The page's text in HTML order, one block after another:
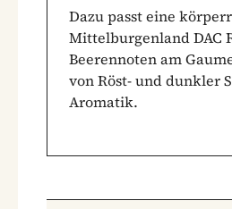
Dazu passt eine
Mittelburgenland DAC
Beerennoten am
von Röst- und dunkler
Aromatik.